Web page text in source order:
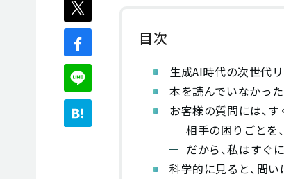
目次
生成AI時代の次世代
本を読んでいなかっ
お客様の質問には、
相手の困りごとを
だから、私はすぐ
科学的に見ると、問